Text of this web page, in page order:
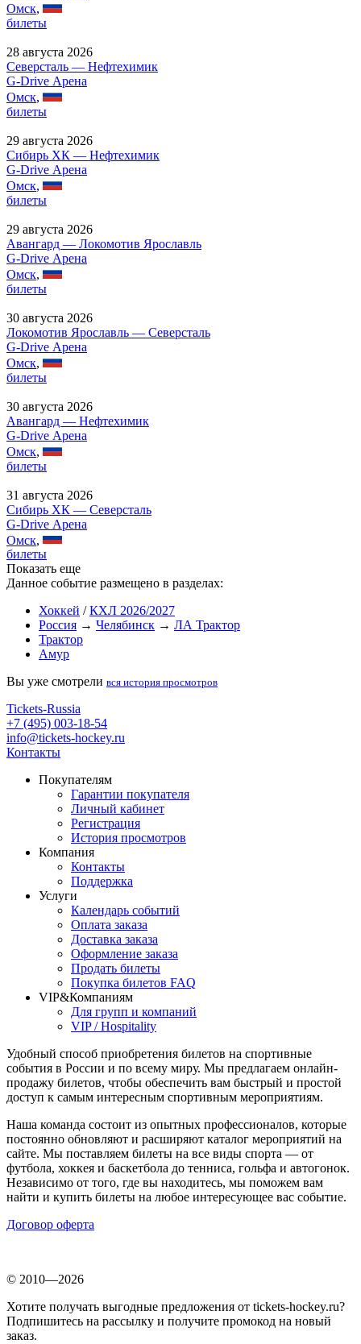
Омск,
билеты
28 августа 2026
Северсталь — Нефтехимик
G-Drive Арена
Омск,
билеты
29 августа 2026
Сибирь ХК — Нефтехимик
G-Drive Арена
Омск,
билеты
29 августа 2026
Авангард — Локомотив Ярославль
G-Drive Арена
Омск,
билеты
30 августа 2026
Локомотив Ярославль — Северсталь
G-Drive Арена
Омск,
билеты
30 августа 2026
Авангард — Нефтехимик
G-Drive Арена
Омск,
билеты
31 августа 2026
Сибирь ХК — Северсталь
G-Drive Арена
Омск,
билеты
Показать еще
Данное событие размещено в разделах:
Хоккей /КХЛ 2026/2027
Россия → Челябинск → ЛА Трактор
Трактор
Амур
Вы уже смотрели вся история просмотров
Tickets-Russia
+7 (495) 003-18-54
info@tickets-hockey.ru
Контакты
Покупателям
Гарантии покупателя
Личный кабинет
Регистрация
История просмотров
Компания
Контакты
Поддержка
Услуги
Календарь событий
Оплата заказа
Доставка заказа
Оформление заказа
Продать билеты
Покупка билетов FAQ
VIP&Компаниям
Для групп и компаний
VIP / Hospitality
Удобный способ приобретения билетов на спортивные
события в России и по всему миру. Мы предлагаем онлайн-
продажу билетов, чтобы обеспечить вам быстрый и простой
доступ к самым интересным спортивным мероприятиям.
Наша команда состоит из опытных профессионалов, которые
постоянно обновляют и расширяют каталог мероприятий на
сайте. Мы поставляем билеты на все виды спорта — от
футбола, хоккея и баскетбола до тенниса, гольфа и автогонок.
Независимо от того, где вы находитесь, мы поможем вам
найти и купить билеты на любое интересующее вас событие.
Договор оферта
© 2010—2026
Хотите получать выгодные предложения от tickets-hockey.ru?
Подпишитесь на рассылку и получите промокод на новый
заказ.